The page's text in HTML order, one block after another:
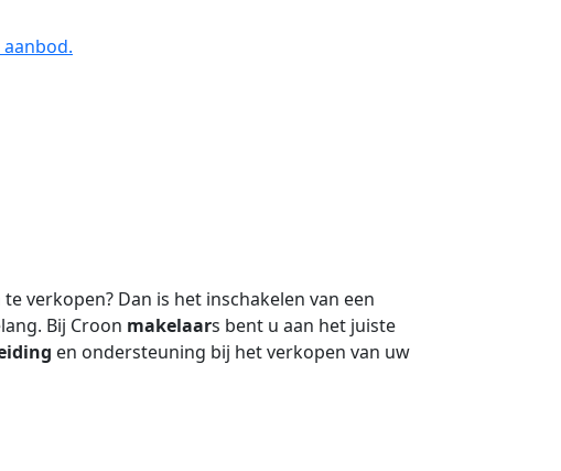
verkopen? Dan is het inschakelen van een
Bij Croon makelaars bent u aan het juiste
en ondersteuning bij het verkopen van uw